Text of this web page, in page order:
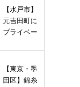
ー…
【水戸市】
元吉田町に
プライベー
「ner…
【東京・墨
田区】錦糸